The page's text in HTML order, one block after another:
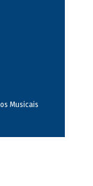
Musicais